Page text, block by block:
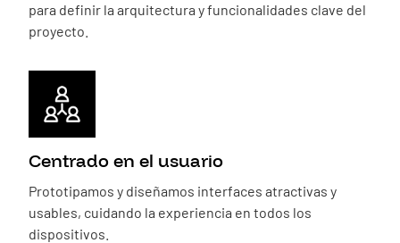
para definir la arquitectura y funcionalidades clave del
proyecto.
Centrado en el usuario
Prototipamos y diseñamos interfaces atractivas y
usables, cuidando la experiencia en todos los
dispositivos.